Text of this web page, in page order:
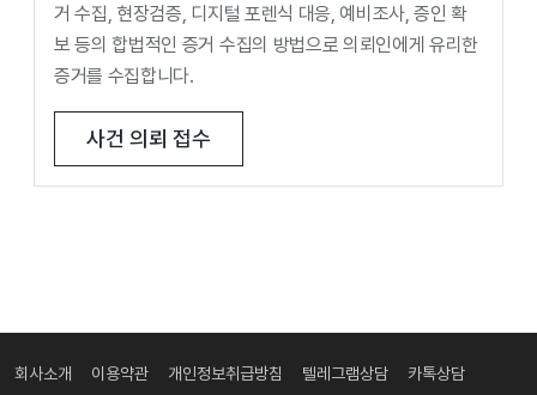
거 수집, 현장검증, 디지털 포렌식 대응, 예비조사, 증인 확
보 등의 합법적인 증거 수집의 방법으로 의뢰인에게 유리한
증거를 수집합니다.
사건 의뢰 접수
회사소개 이용약관 개인정보취급방침 텔레그램상담 카톡상담